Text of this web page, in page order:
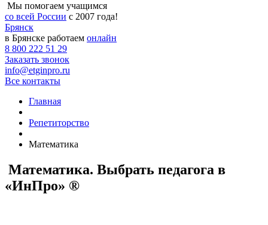
Мы помогаем учащимся
со всей России с 2007 года!
Брянск
в Брянске работаем онлайн
8 800 222 51 29
Заказать звонок
info@etginpro.ru
Все контакты
Главная
Репетиторство
Математика
Математика. Выбрать педагога в
«ИнПро» ®